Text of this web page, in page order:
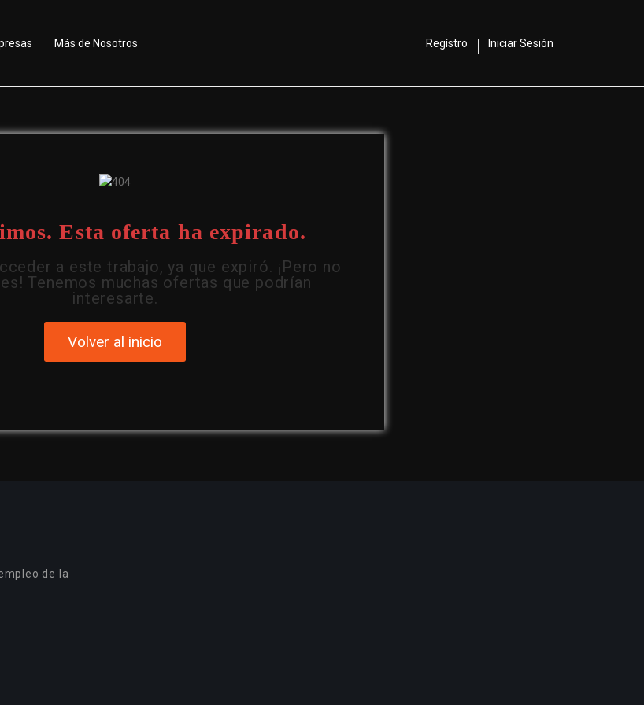
Más de Nosotros Regístro Iniciar Sesión
Esta oferta ha expirado.
a este trabajo, ya que expiró. ¡Pero no
Tenemos muchas ofertas que podrían
interesarte.
Volver al inicio
de la